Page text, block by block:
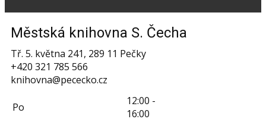
Městská knihovna S. Čecha
Tř. 5. května 241, 289 11 Pečky
+420 321 785 566
knihovna@pececko.cz
Po
12:00 -
16:00